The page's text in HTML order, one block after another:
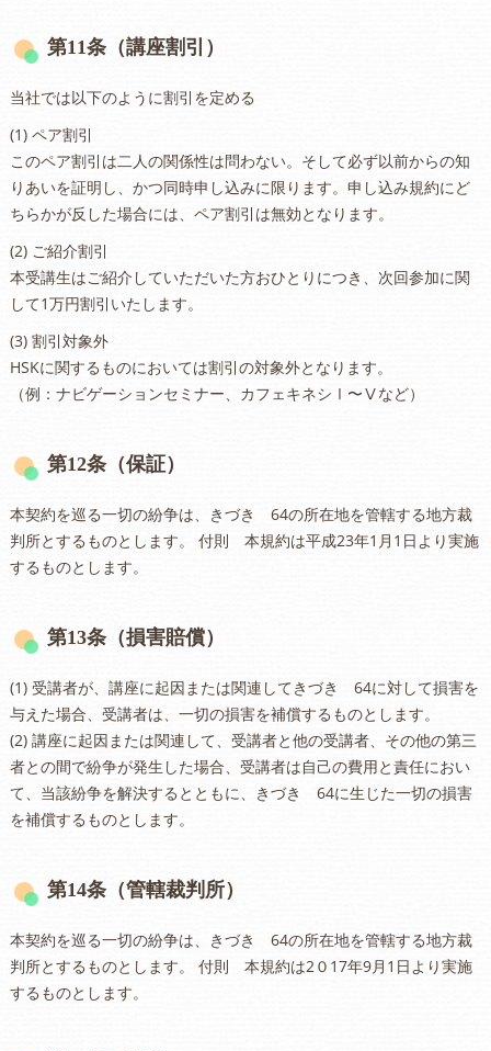
第11条（講座割引）
当社では以下のように割引を定める
(1) ペア割引
このペア割引は二人の関係性は問わない。そして必ず以前からの知
りあいを証明し、かつ同時申し込みに限ります。申し込み規約にど
ちらかが反した場合には、ペア割引は無効となります。
(2) ご紹介割引
本受講生はご紹介していただいた方おひとりにつき、次回参加に関
して1万円割引いたします。
(3) 割引対象外
HSKに関するものにおいては割引の対象外となります。
（例：ナビゲーションセミナー、カフェキネシⅠ〜Ⅴなど）
第12条（保証）
本契約を巡る一切の紛争は、きづき 64の所在地を管轄する地方裁
判所とするものとします。 付則 本規約は平成23年1月1日より実施
するものとします。
第13条（損害賠償）
(1) 受講者が、講座に起因または関連してきづき 64に対して損害を
与えた場合、受講者は、一切の損害を補償するものとします。
(2) 講座に起因または関連して、受講者と他の受講者、その他の第三
者との間で紛争が発生した場合、受講者は自己の費用と責任におい
て、当該紛争を解決するとともに、きづき 64に生じた一切の損害
を補償するものとします。
第14条（管轄裁判所）
本契約を巡る一切の紛争は、きづき 64の所在地を管轄する地方裁
判所とするものとします。 付則 本規約は2０17年9月1日より実施
するものとします。